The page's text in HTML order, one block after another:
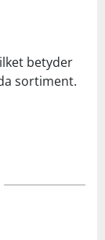
betyder
sortiment.